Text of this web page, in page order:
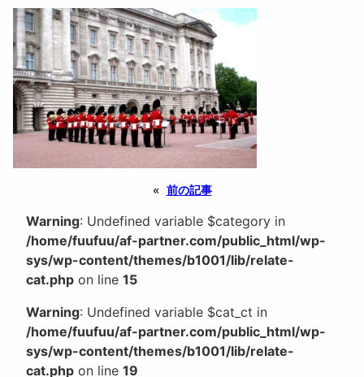
« 前の記事
Warning: Undefined variable $category in
/home/fuufuu/af-partner.com/public_html/wp-
sys/wp-content/themes/b1001/lib/relate-
cat.php on line 15
Warning: Undefined variable $cat_ct in
/home/fuufuu/af-partner.com/public_html/wp-
sys/wp-content/themes/b1001/lib/relate-
cat.php on line 19